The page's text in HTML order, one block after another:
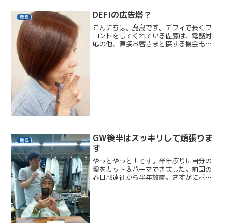
鹿島 DEFIの広告塔？
こんにちは。鹿島です。デフィで長くフ
ロントをしてくれている佐藤は、電話対
応の他、直接お客さまと接する機会も多
鹿島
GW後半はスッキリして頑張りま
す
やっとやっと！です。半年ぶりに自分の
髪をカット＆パーマできました。前回の
春日部遠征から半年放置。さすがにボサ